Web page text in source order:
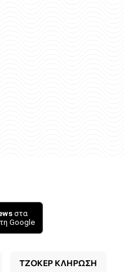
στα
Google
ΤΖΟΚΕΡ ΚΛΗΡΩΣΗ